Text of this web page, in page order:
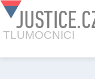
TLUMOCNICI